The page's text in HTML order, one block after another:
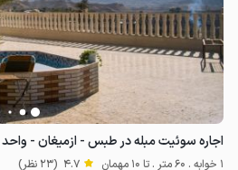
اجاره سوئیت مبله در طبس - ازمیغان - واحد ۱
1 خوابه . 60 متر . تا 10 مهمان 4.7 (23 نظر)